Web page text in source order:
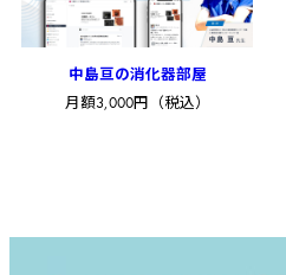
中島亘の消化器部屋
月額3,000円（税込）